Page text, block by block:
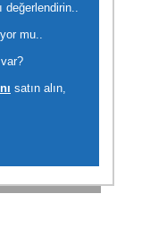
değerlendirin..
mu..
satın alın,